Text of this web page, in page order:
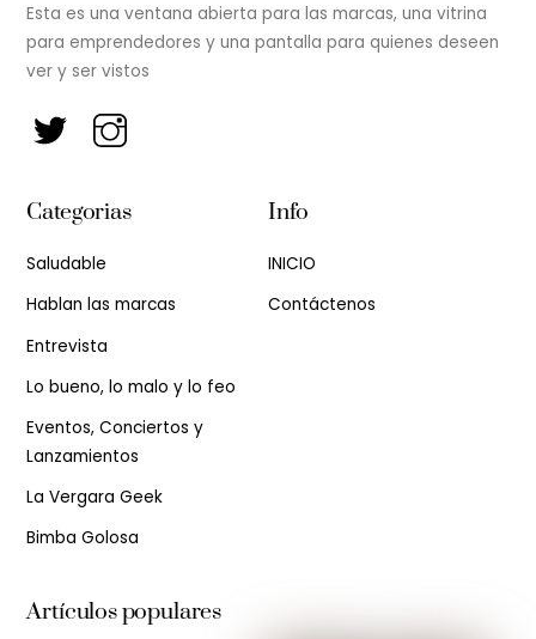
Esta es una ventana abierta para las marcas, una vitrina
para emprendedores y una pantalla para quienes deseen
ver y ser vistos
Categorias
Saludable
Hablan las marcas
Entrevista
Lo bueno, lo malo y lo feo
Eventos, Conciertos y
Lanzamientos
La Vergara Geek
Bimba Golosa
Info
INICIO
Contáctenos
Artículos populares